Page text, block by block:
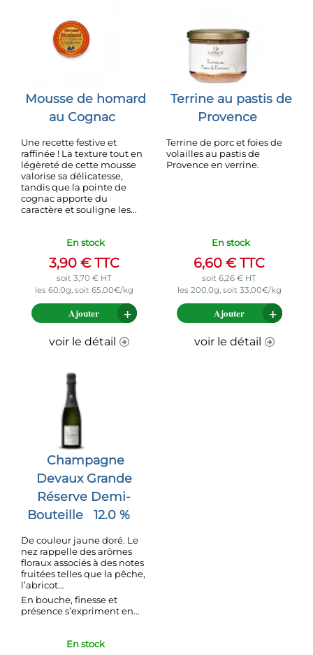
Mousse de homard
au Cognac
Une recette festive et
raffinée ! La texture tout en
légèreté de cette mousse
valorise sa délicatesse,
tandis que la pointe de
cognac apporte du
caractère et souligne les...
En stock
3,90 €TTC
soit 3,70 €HT
les 60.0g, soit 65,00€/kg
Ajouter
voir le détail
Terrine au pastis de
Provence
Terrine de porc et foies de
volailles au pastis de
Provence en verrine.
En stock
6,60 €TTC
soit 6,26 € HT
les 200.0g, soit 33,00€/kg
Ajouter
voir le détail
Champagne
Devaux Grande
Réserve Demi-
Bouteille
12.0 %
De couleur jaune doré. Le
nez rappelle des arômes
floraux associés à des notes
fruitées telles que la pêche,
l’abricot…
En bouche, finesse et
présence s’expriment en...
En stock